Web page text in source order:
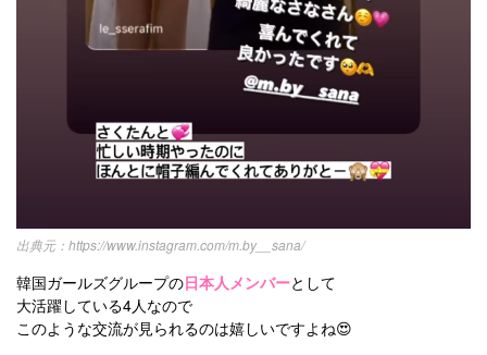
https://www.instagram.com/m.by__sana/
韓国ガールズグループの日本人メンバーとして
大活躍している4人なので
このような交流が見られるのは嬉しいですよね😍